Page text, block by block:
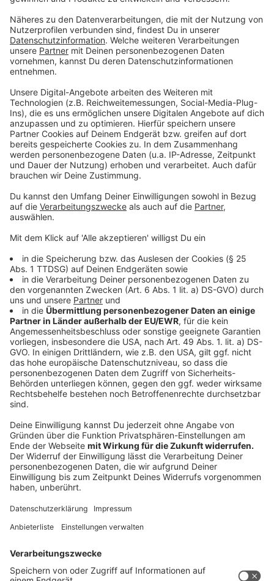
Klappt es mit der beantragten Förderung, werden
Sendener Straße, Haverlandweg, Olfener Weg und
Overbergstraße noch in diesem Jahr zu Fahrradstraßen
umgebaut. Gute Nachrichten gibt es auch für Anlieger
des Westrings: Die dortige Großbaustelle
verschwindet im Mai. Dafür beginnen dann nach den
Sommerferien erste Vorarbeiten in der Marktstraße:
Von Lüdinghauser Straße bis Höhe Marktgasse
erneuern die Stadtwerke zunächst Gas-, Wasser und
Stromleitungen. In Teilabschnitten erfolgen zudem
archäologische Untersuchungen. Die eigentliche
Umgestaltung dieses Abschnitts der Marktstraße
beginnt dann nach Fertigstellung des Marktplatzes
und nach Abschluss des Dülmener Winters, also
voraussichtlich im Januar 2022. Dann werden an
mehreren Stellen auch sogenannte
Hochsicherheitspoller – versenkbare wie
unbewegliche – installiert.
Anzeige
Anzeige
Auch zum Neubau des Fröbel-Kindergartens und zum
Umbau bzw. der Erweiterung der Augustinus-
Grundschule gibt es gute Nachrichten. Die Arbeiten an
beiden Einrichtungen liegen trotz aller Corona-
Schwierigkeiten im Zeitplan. Auf der KiTa-Baustelle
wird in diesen Tagen die Decke betoniert, so dass
voraussichtlich im September die Betreuung von
Kindern beginnen kann. Ein wenig mehr Geduld
komplett fertig ist: Der Umbau im laufenden Betrieb
wird voraussichtlich noch bis Ende 2022 dauern. Die
zweiten Bauabschnitt vor, damit die Arbeiten an der
neuen Mensa beginnen können.